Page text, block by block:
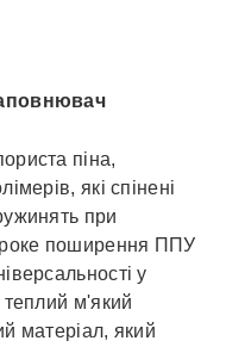
піна,
які спінені
при
поширення ППУ
у
м'який
матеріал, який